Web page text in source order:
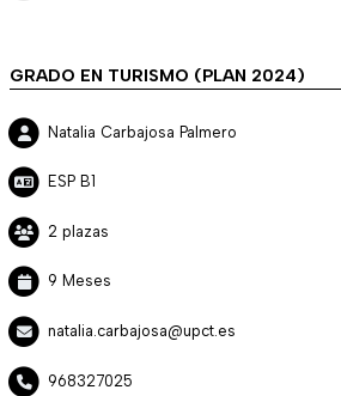
GRADO EN TURISMO (PLAN 2024)
Natalia Carbajosa Palmero
ESP B1
2 plazas
9 Meses
natalia.carbajosa@upct.es
968327025